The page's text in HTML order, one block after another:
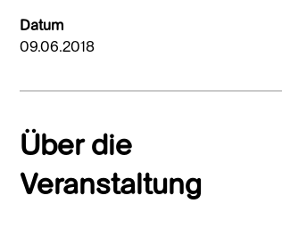
Datum
09.06.2018
Über die
Veranstaltung